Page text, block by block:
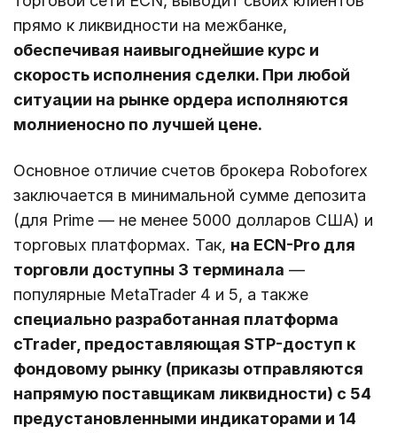
прямо к ликвидности на межбанке,
обеспечивая наивыгоднейшие курс и
скорость исполнения сделки. При любой
ситуации на рынке ордера исполняются
молниеносно по лучшей цене.
Основное отличие счетов брокера Roboforex
заключается в минимальной сумме депозита
(для Prime — не менее 5000 долларов США) и
торговых платформах. Так, на ECN-Pro для
торговли доступны 3 терминала —
популярные MetaTrader 4 и 5, а также
специально разработанная платформа
cTrader, предоставляющая STP-доступ к
фондовому рынку (приказы отправляются
напрямую поставщикам ликвидности) с 54
предустановленными индикаторами и 14